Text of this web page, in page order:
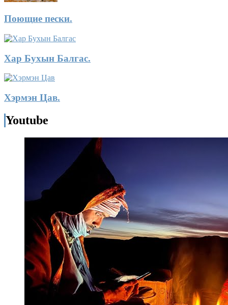
Поющие пески.
Хар Бухын Балгас.
Хэрмэн Цав.
Youtube